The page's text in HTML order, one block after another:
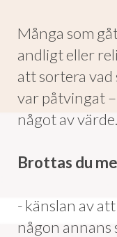
Många som
andligt eller
att sortera vad
var påtvingat
något av värde.
Brottas du
- känslan av
någon annans